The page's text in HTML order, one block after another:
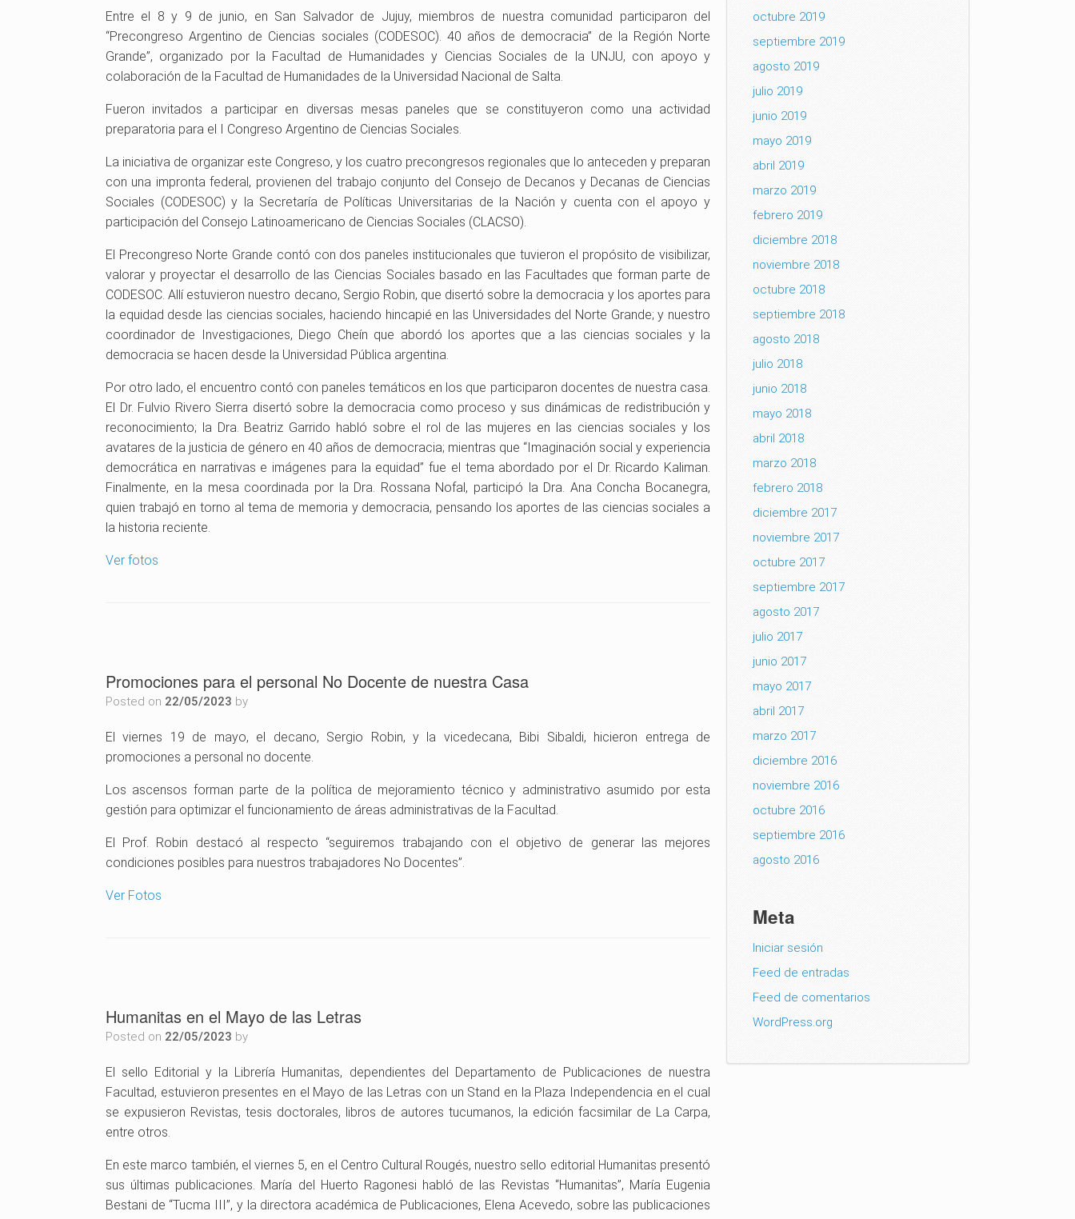
Entre el 8 y 9 de junio, en San Salvador de Jujuy, miembros de nuestra comunidad participaron del
“Precongreso Argentino de Ciencias sociales (CODESOC). 40 años de democracia” de la Región Norte
Grande”, organizado por la Facultad de Humanidades y Ciencias Sociales de la UNJU, con apoyo y
colaboración de la Facultad de Humanidades de la Universidad Nacional de Salta.
Fueron invitados a participar en diversas mesas paneles que se constituyeron como una actividad
preparatoria para el I Congreso Argentino de Ciencias Sociales.
La iniciativa de organizar este Congreso, y los cuatro precongresos regionales que lo anteceden y preparan
con una impronta federal, provienen del trabajo conjunto del Consejo de Decanos y Decanas de Ciencias
Sociales (CODESOC) y la Secretaría de Políticas Universitarias de la Nación y cuenta con el apoyo y
participación del Consejo Latinoamericano de Ciencias Sociales (CLACSO).
El Precongreso Norte Grande contó con dos paneles institucionales que tuvieron el propósito de visibilizar,
valorar y proyectar el desarrollo de las Ciencias Sociales basado en las Facultades que forman parte de
CODESOC. Allí estuvieron nuestro decano, Sergio Robin, que disertó sobre la democracia y los aportes para
la equidad desde las ciencias sociales, haciendo hincapié en las Universidades del Norte Grande; y nuestro
coordinador de Investigaciones, Diego Cheín que abordó los aportes que a las ciencias sociales y la
democracia se hacen desde la Universidad Pública argentina.
Por otro lado, el encuentro contó con paneles temáticos en los que participaron docentes de nuestra casa.
El Dr. Fulvio Rivero Sierra disertó sobre la democracia como proceso y sus dinámicas de redistribución y
reconocimiento; la Dra. Beatriz Garrido habló sobre el rol de las mujeres en las ciencias sociales y los
avatares de la justicia de género en 40 años de democracia; mientras que “Imaginación social y experiencia
democrática en narrativas e imágenes para la equidad” fue el tema abordado por el Dr. Ricardo Kaliman.
Finalmente, en la mesa coordinada por la Dra. Rossana Nofal, participó la Dra. Ana Concha Bocanegra,
quien trabajó en torno al tema de memoria y democracia, pensando los aportes de las ciencias sociales a
la historia reciente.
Ver fotos
Promociones para el personal No Docente de nuestra Casa
Posted on 22/05/2023 by
El viernes 19 de mayo, el decano, Sergio Robin, y la vicedecana, Bibi Sibaldi, hicieron entrega de
promociones a personal no docente.
Los ascensos forman parte de la política de mejoramiento técnico y administrativo asumido por esta
gestión para optimizar el funcionamiento de áreas administrativas de la Facultad.
El Prof. Robin destacó al respecto “seguiremos trabajando con el objetivo de generar las mejores
condiciones posibles para nuestros trabajadores No Docentes”.
Ver Fotos
Humanitas en el Mayo de las Letras
Posted on 22/05/2023 by
El sello Editorial y la Librería Humanitas, dependientes del Departamento de Publicaciones de nuestra
Facultad, estuvieron presentes en el Mayo de las Letras con un Stand en la Plaza Independencia en el cual
se expusieron Revistas, tesis doctorales, libros de autores tucumanos, la edición facsimilar de La Carpa,
entre otros.
En este marco también, el viernes 5, en el Centro Cultural Rougés, nuestro sello editorial Humanitas presentó
sus últimas publicaciones. María del Huerto Ragonesi habló de las Revistas “Humanitas”, María Eugenia
Bestani de “Tucma III”, y la directora académica de Publicaciones, Elena Acevedo, sobre las publicaciones
octubre 2019
septiembre 2019
agosto 2019
julio 2019
junio 2019
mayo 2019
abril 2019
marzo 2019
febrero 2019
diciembre 2018
noviembre 2018
octubre 2018
septiembre 2018
agosto 2018
julio 2018
junio 2018
mayo 2018
abril 2018
marzo 2018
febrero 2018
diciembre 2017
noviembre 2017
octubre 2017
septiembre 2017
agosto 2017
julio 2017
junio 2017
mayo 2017
abril 2017
marzo 2017
diciembre 2016
noviembre 2016
octubre 2016
septiembre 2016
agosto 2016
Meta
Iniciar sesión
Feed de entradas
Feed de comentarios
WordPress.org